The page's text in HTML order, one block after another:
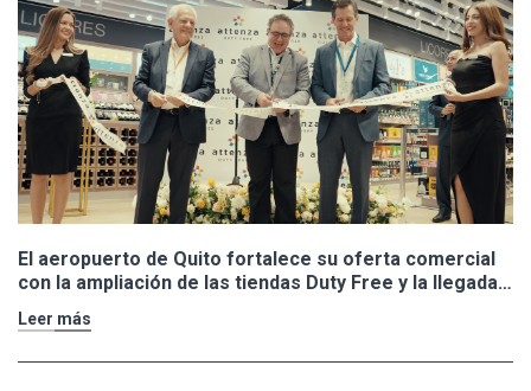
El aeropuerto de Quito fortalece su oferta comercial
con la ampliación de las tiendas Duty Free y la llegada
Leer más